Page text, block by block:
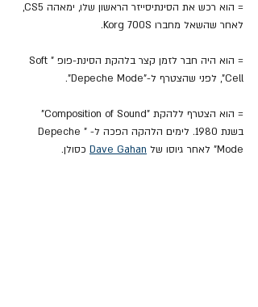
= הוא רכש את הסינתיסייזר הראשון שלו, ימאהה CS5,
לאחר שהשאל מחברו Korg 700S.
= הוא היה חבר לזמן קצר בלהקת הסינת-פופ "Soft
Cell", לפני שהצטרף ל-"Depeche Mode".
= הוא הצטרף ללהקת "Composition of Sound"
בשנת 1980. לימים הלהקה הפכה ל- "Depeche
Mode" לאחר גיוסו של
Dave Gahan כסולן.